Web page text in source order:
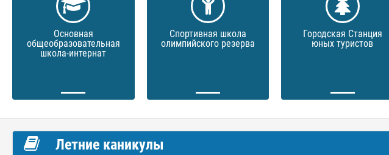
Основная
общеобразовательная
школа-интернат
Спортивная школа
олимпийского резерва
Городская Станция
юных туристов
Летние каникулы